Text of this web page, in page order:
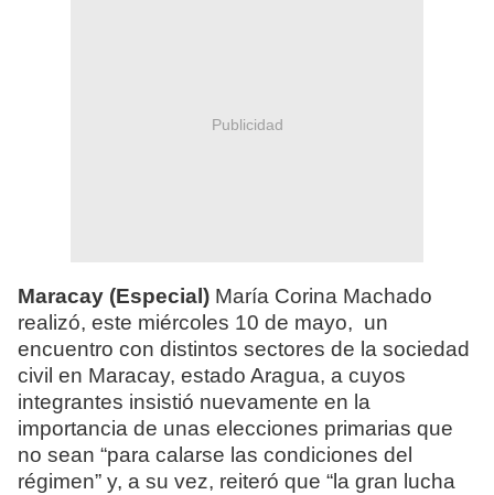
Publicidad
Maracay (Especial) María Corina Machado
realizó, este miércoles 10 de mayo, un
encuentro con distintos sectores de la sociedad
civil en Maracay, estado Aragua, a cuyos
integrantes insistió nuevamente en la
importancia de unas elecciones primarias que
no sean “para calarse las condiciones del
régimen” y, a su vez, reiteró que “la gran lucha